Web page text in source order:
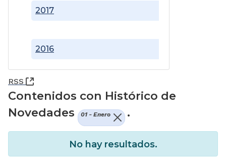
2016
2017
RSS (Abre una nueva ventana)
Contenidos con Histórico de
Novedades
01 - Enero .
No hay resultados.